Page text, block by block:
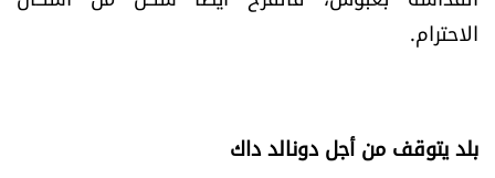
الاحترام.
بلد يتوقف من أجل دونالد داك